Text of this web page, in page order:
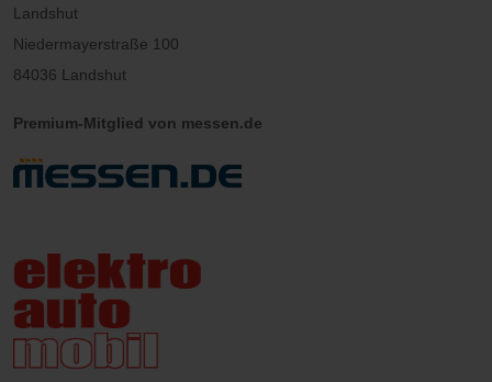
Landshut
Niedermayerstraße 100
84036 Landshut
Premium-Mitglied von messen.de